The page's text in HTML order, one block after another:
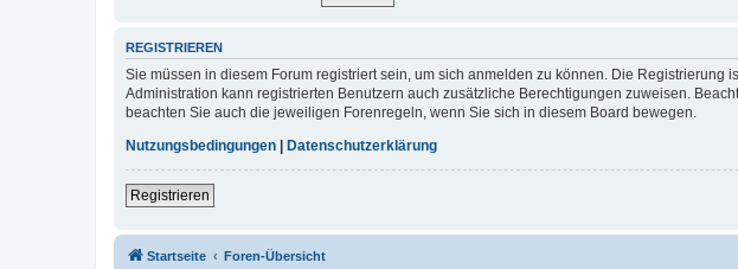
REGISTRIEREN
Sie müssen in diesem Forum registriert sein, um sich anmelden zu können. Die
Administration kann registrierten Benutzern auch zusätzliche Berechtigungen zuweisen.
beachten Sie auch die jeweiligen Forenregeln, wenn Sie sich in diesem Board bewegen.
Nutzungsbedingungen
Datenschutzerklärung
Registrieren
Startseite Foren-Übersicht